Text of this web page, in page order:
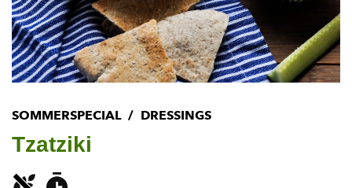
SOMMERSPECIAL DRESSINGS
Tzatziki